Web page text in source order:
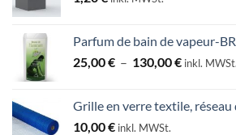
Parfum de bain de vapeur-
25,00€ – 130,00€Plage
25,00 €
inkl. MWSt.
Grille en verre textile,
10,00€ inkl. MWSt.